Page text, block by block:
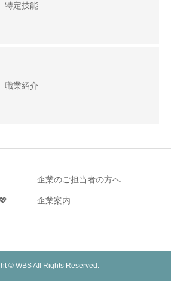
特定技能
職業紹介
企業のご担当者の方へ
企業案内
© WBS All Rights Reserved.